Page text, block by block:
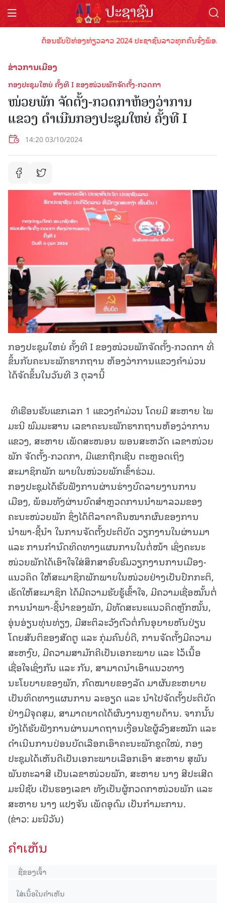
ຕ້ອນຮັບປີທ່ອງທ່ຽວລາວ 2024 ປະຊາຊົນລາວທຸກຄົນຈົ່ງພ້ອມ
ຂ່າວການເມືອງ
ກອງປະຊຸມໃຫຍ່ ຄັ້ງທີ I ຂອງໜ່ວຍພັກຈັດຕັ້ງ-ກວດກາ
ໜ່ວຍພັກ ຈັດຕັ້ງ-ກວດກາຫ້ອງວ່າການ
ແຂວງ ດຳເນີນກອງປະຊຸມໃຫຍ່ ຄັ້ງທີ I
14:20 03/10/2024
ກອງປະຊຸມໃຫຍ່ ຄັ້ງທີ I ຂອງໜ່ວຍພັກຈັດຕັ້ງ-ກວດກາ ທີ່
ຂຶ້ນກັບຄະນະພັກຮາກຖານ ຫ້ອງວ່າການແຂວງຄຳມ່ວນ
ໄດ້ຈັດຂຶ້ນໃນວັນທີ 3 ຕຸລານີ້
ທີເຮືອນຮັບແຂກເລກ 1 ແຂວງຄໍາມ່ວນ ໂດຍມີ ສະຫາຍ ໄພ
ມະນີ ພົມມະສານ ເລຂາຄະນະພັກຮາກຖານຫ້ອງວ່າການ
ແຂວງ, ສະຫາຍ ເພັດສະໜອນ ພອນສະຫວັດ ເລຂາໜ່ວຍ
ພັກ ຈັດຕັ້ງ-ກວດກາ, ມີແຂກຖືກເຊີນ ຕະຫຼອດເຖິງ
ສະມາຊິກພັກ ພາຍໃນໜ່ວຍພັກເຂົ້າຮ່ວມ.
ກອງປະຊຸມໄດ້ຮັບຟັງການຜ່ານຮ່າງບົດລາຍງານການ
ເມືອງ, ພ້ອມທັງຜ່ານບົດສໍາຫຼວດການນໍາພາລວມຂອງ
ຄະນະໜ່ວຍພັກ ຊຶ່ງໄດ້ຕີລາຄາຄືນໜາກຜົນຂອງການ
ນຳພາ-ຊີ້ນຳ ໃນການຈັດຕັ້ງປະຕິບັດ ວຽກງານໃນຜ່ານມາ
ແລະ ການກຳນົດທິດທາງແຜນການໃນຕໍ່ໜ້າ ເຊິ່ງຄະນະ
ໜ່ວຍພັກໄດ້ເອົາໃຈໃສ່ສຶກສາອົບຮົມວຽກງານການເມືອງ-
ແນວຄິດ ໃຫ້ສະມາຊິກພັກພາຍໃນໜ່ວຍຢ່າງເປັນປົກກະຕິ,
ເຮັດໃຫ້ສະມາຊິກ ໄດ້ມີຄວາມຮັບຮູ້ເຂົ້າໃຈ, ມີຄວາມເຊື່ອໝັ້ນຕໍ່
ການນໍາພາ-ຊີ້ນໍາຂອງພັກ, ມີທັດສະນະແນວຄິດຫຼັກໜັ້ນ,
ອຸ່ນອ່ຽນທຸ່ນທ່ຽງ, ມີສະຕິລະວັງຕົວຕໍ່ກົນອຸບາຍຫັນປ່ຽນ
ໂດຍສັນຕິຂອງສັດຕູ ແລະ ກຸ່ມຄົນບໍ່ດີ, ການຈັດຕັ້ງມີຄວາມ
ສະຫງົບ, ມີຄວາມສາມັກຄີເປັນເອກະພາບ ແລະ ໄວ້ເນື້ອ
ເຊື່ອໃຈເຊິ່ງກັນ ແລະ ກັນ, ສາມາດນໍາເອົາແນວທາງ
ນະໂຍບາຍຂອງພັກ, ກົດໝາຍຂອງລັດ ມາຜັນຂະຫຍາຍ
ເປັນທິດທາງແຜນການ ລະອຽດ ແລະ ນຳໄປຈັດຕັ້ງປະຕິບັດ
ຢ່າງມີຈຸດສຸມ, ສາມາດຍາດໄດ້ຜົນງານຫຼາຍດ້ານ. ຈາກນັ້ນ
ຍັງໄດ້ຮັບຟັງການຜ່ານມາດຖານເງື່ອນໄຂຜູ້ລົງສະໝັກ ແລະ
ດຳເນີນການປ່ອນບັດເລືອກເອົາຄະນະພັກຊຸດໃໝ່, ກອງ
ປະຊຸມໄດ້ເຫັນດີເປັນເອກະພາບເລືອກເອົາ ສະຫາຍ ສຸພັນ
ພັນທະລາສີ ເປັນເລຂາໜ່ວຍພັກ, ສະຫາຍ ນາງ ສີປະເສີດ
ມະນີຊັບ ເປັນຮອງເລຂາ ທັງເປັນຜູ້ກວດກາໜ່ວຍພັກ ແລະ
ສະຫາຍ ນາງ ແປງຈັນ ເພັດອຸດົມ ເປັນກຳມະການ.
(ຂ່າວ: ມະນີວັນ)
ຄໍາເຫັນ